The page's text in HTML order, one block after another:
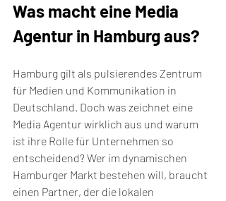
Was macht eine Media
Agentur in Hamburg aus?
Hamburg gilt als pulsierendes Zentrum
für Medien und Kommunikation in
Deutschland. Doch was zeichnet eine
Media Agentur wirklich aus und warum
ist ihre Rolle für Unternehmen so
entscheidend? Wer im dynamischen
Hamburger Markt bestehen will, braucht
einen Partner, der die lokalen